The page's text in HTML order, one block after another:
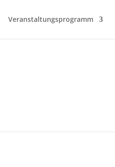
Veranstaltungsprogramm